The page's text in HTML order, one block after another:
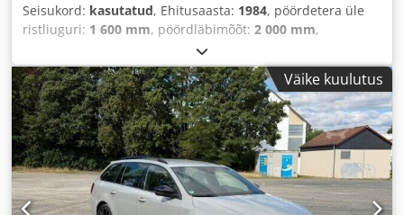
Seisukord: kasutatud, Ehitusaasta: 1984, pöördetera üle
ristliuguri: 1 600 mm, pöördläbimõõt: 2 000 mm,
pöörderaadius üle treipingi kelgu:
pöördepikkus:35 000 mm, töödetaili kaal (max):63 000 kg,
Väike kuulutus